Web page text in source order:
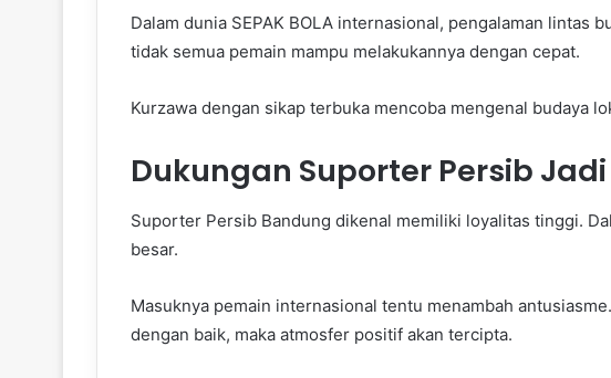
Dalam dunia SEPAK BOLA internasional, pengalaman lintas
tidak semua pemain mampu melakukannya dengan cepat.
Kurzawa dengan sikap terbuka mencoba mengenal budaya
Dukungan Suporter Persib
Suporter Persib Bandung dikenal memiliki loyalitas tinggi.
besar.
Masuknya pemain internasional tentu menambah
dengan baik, maka atmosfer positif akan tercipta.